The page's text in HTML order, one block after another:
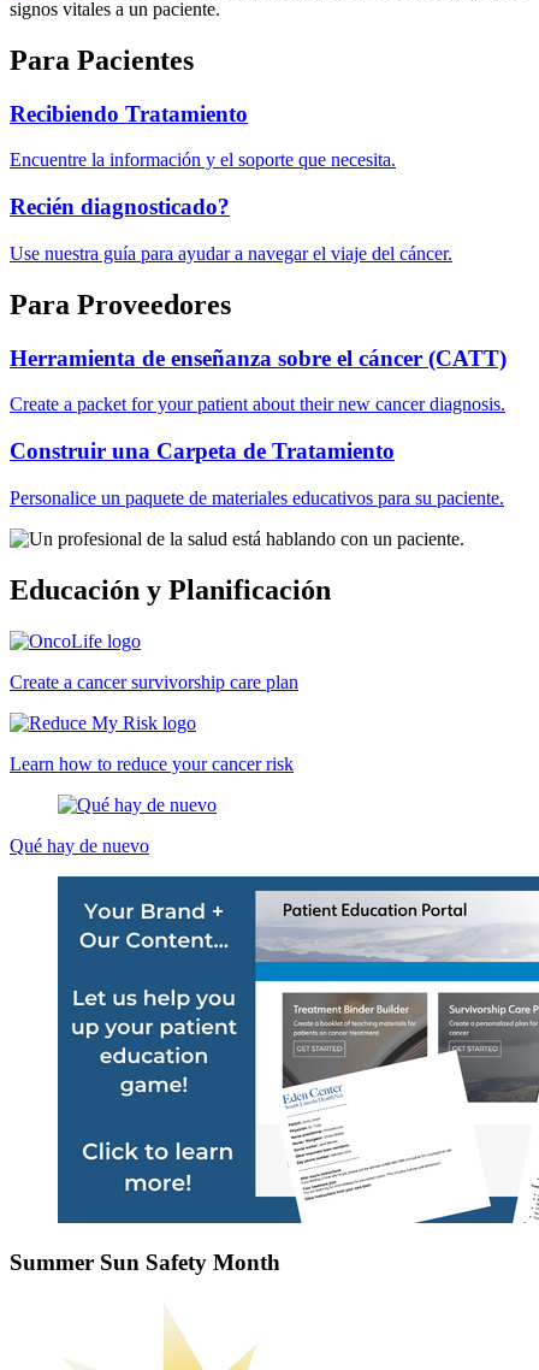
Para Pacientes
Recibiendo Tratamiento
Encuentre la información y el soporte que necesita.
Recién diagnosticado?
Use nuestra guía para ayudar a navegar el viaje del cáncer.
Para Proveedores
Herramienta de enseñanza sobre el cáncer (CATT)
Create a packet for your patient about their new cancer diagnosis.
Construir una Carpeta de Tratamiento
Personalice un paquete de materiales educativos para su paciente.
Educación y Planificación
Create a cancer survivorship care plan
Learn how to reduce your cancer risk
Qué hay de nuevo
Summer Sun Safety Month